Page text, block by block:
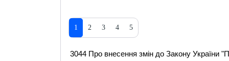
1 2 3 4 5
3044 Про внесення змін до Закону України